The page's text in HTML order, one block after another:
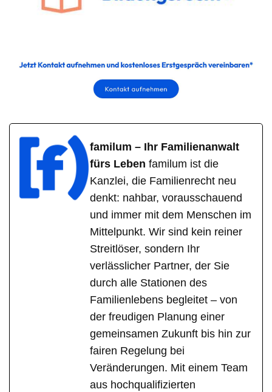
familum – Ihr Familienanwalt
fürs Leben familum ist die
Kanzlei, die Familienrecht neu
denkt: nahbar, vorausschauend
und immer mit dem Menschen im
Mittelpunkt. Wir sind kein reiner
Streitlöser, sondern Ihr
verlässlicher Partner, der Sie
durch alle Stationen des
Familienlebens begleitet – von
der freudigen Planung einer
gemeinsamen Zukunft bis hin zur
fairen Regelung bei
Veränderungen. Mit einem Team
aus hochqualifizierten